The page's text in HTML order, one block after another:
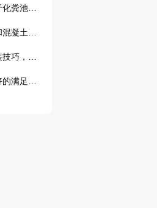
告诉大家一些关于化粪池的的相关知识和清理方法
浅析水泥检查井和混凝土检查井施工中需要注意的事项
关于化粪池的安装技巧，你可以通过这几点来了解
化粪池的出现很好的满足了我们的日常需求